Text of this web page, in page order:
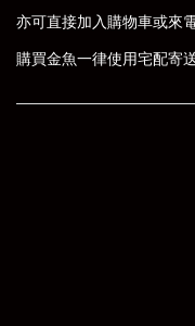
亦可直接加入購物車或來
購買金魚一律使用宅配寄